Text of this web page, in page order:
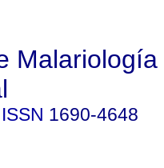
ISSN 1690-4648